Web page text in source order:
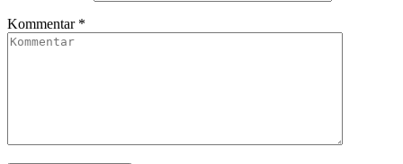
Kommentar *